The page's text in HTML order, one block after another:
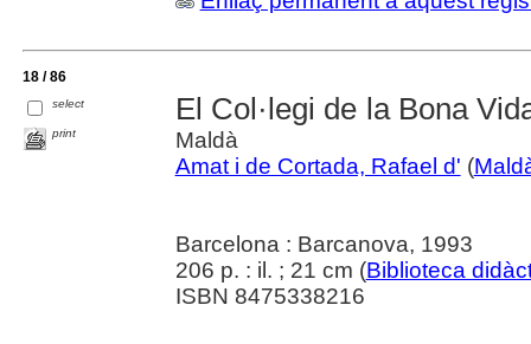
18 / 86
select
print
El Col·legi de la Bona
Maldà
Amat i de Cortada, Rafael d' (
Barcelona : Barcanova, 1993
206 p. : il. ; 21 cm (Biblioteca
ISBN 8475338216